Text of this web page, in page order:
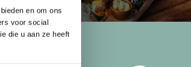
en om ons
voor social
die u aan ze heeft